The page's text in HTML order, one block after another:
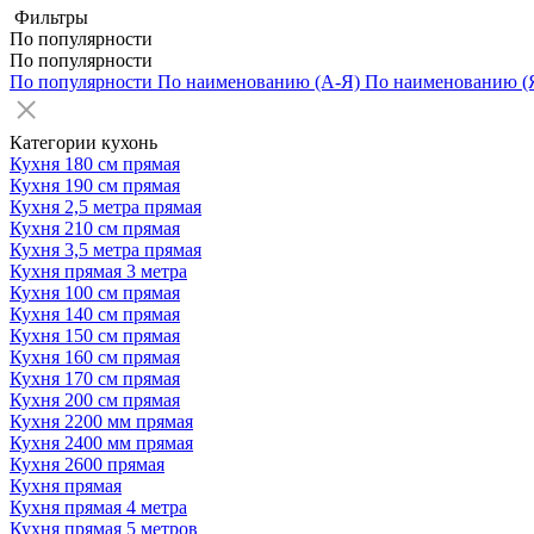
Фильтры
По популярности
По популярности
По популярности По наименованию (А-Я) По наименованию
Категории кухонь
Кухня 180 см прямая
Кухня 190 см прямая
Кухня 2,5 метра прямая
Кухня 210 см прямая
Кухня 3,5 метра прямая
Кухня прямая 3 метра
Кухня 100 см прямая
Кухня 140 см прямая
Кухня 150 см прямая
Кухня 160 см прямая
Кухня 170 см прямая
Кухня 200 см прямая
Кухня 2200 мм прямая
Кухня 2400 мм прямая
Кухня 2600 прямая
Кухня прямая
Кухня прямая 4 метра
Кухня прямая 5 метров